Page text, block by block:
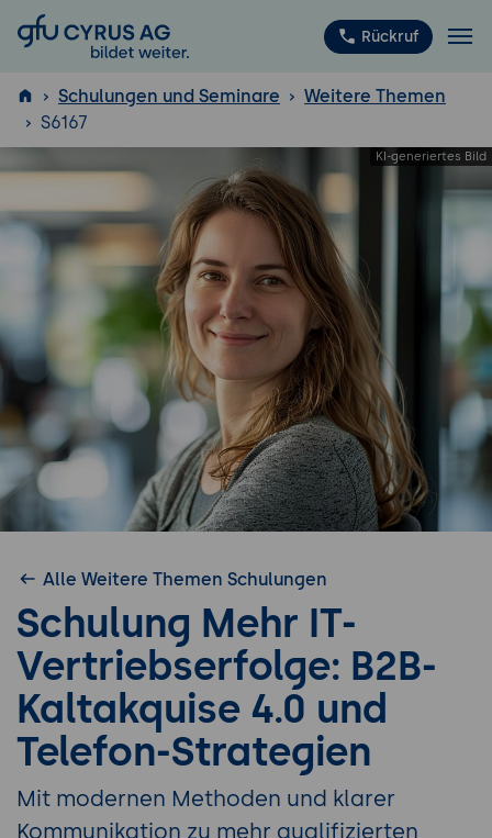
GFU Cyrus AG Rückruf
ISTQB ®
Schulungen und Seminare
Weitere Themen
S6167
Alle Weitere Themen Schulungen
Schulung Mehr IT-
Vertriebserfolge: B2B-
Kaltakquise 4.0 und
Telefon-Strategien
Mit modernen Methoden und klarer
Kommunikation zu mehr qualifizierten